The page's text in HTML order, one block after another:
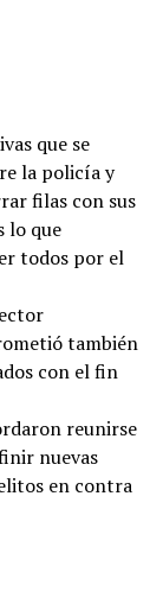
que se
la policía y
filas con sus
lo que
todos por el
también
con el fin
reunirse
nuevas
en contra